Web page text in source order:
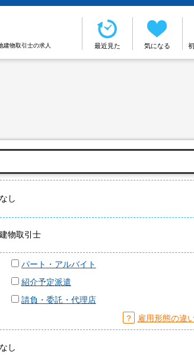
建物取引士の求人 最近見た 気になる
し
物取引士
パート・アルバイト
紹介予定派遣
請負・委託・代理店
？ 雇用形態の違
し